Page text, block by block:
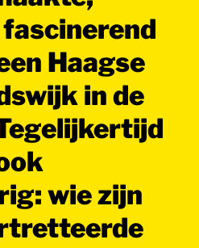
Haagse
in de
wie zijn